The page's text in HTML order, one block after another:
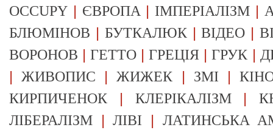
OCCUPY | ЄВРОПА | ІМПЕРІАЛІЗМ |
БЛЮМІНОВ | БУТКАЛЮК|ВІДЕО |
ВОРОНОВ |ГЕТТО |ГРЕЦІЯ |ГРУК |
|ЖИВОПИС |ЖИЖЕК | ЗМІ |
КИРПИЧЕНОК | КЛЕРІКАЛІЗМ|
ЛІБЕРАЛІЗМ |ЛІВІ | ЛАТИНСЬКА